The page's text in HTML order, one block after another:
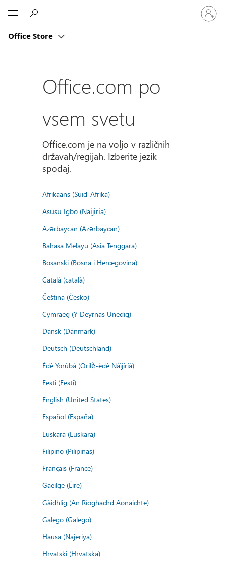
Office Store
Vpišite
se
v
račun
Office.com po
vsem svetu
Office.com je na voljo v različnih
državah/regijah. Izberite jezik
spodaj.
Afrikaans (Suid-Afrika)
Asụsụ Igbo (Naịjịrịa)
Azərbaycan (Azərbaycan)
Bahasa Melayu (Asia Tenggara)
Bosanski (Bosna i Hercegovina)
Català (català)
Čeština (Česko)
Cymraeg (Y Deyrnas Unedig)
Dansk (Danmark)
Deutsch (Deutschland)
Èdè Yorùbá (Orilẹ̀-èdè Nàìjíríà)
Eesti (Eesti)
English (United States)
Español (España)
Euskara (Euskara)
Filipino (Pilipinas)
Français (France)
Gaeilge (Éire)
Gàidhlig (An Rìoghachd Aonaichte)
Galego (Galego)
Hausa (Najeriya)
Hrvatski (Hrvatska)